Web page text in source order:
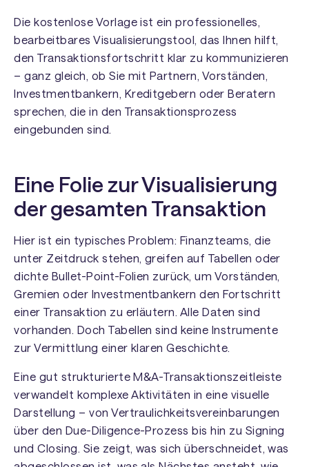
Die kostenlose Vorlage ist ein professionelles,
bearbeitbares Visualisierungstool, das Ihnen hilft,
den Transaktionsfortschritt klar zu kommunizieren
– ganz gleich, ob Sie mit Partnern, Vorständen,
Investmentbankern, Kreditgebern oder Beratern
sprechen, die in den Transaktionsprozess
eingebunden sind.
Eine Folie zur Visualisierung
der gesamten Transaktion
Hier ist ein typisches Problem: Finanzteams, die
unter Zeitdruck stehen, greifen auf Tabellen oder
dichte Bullet-Point-Folien zurück, um Vorständen,
Gremien oder Investmentbankern den Fortschritt
einer Transaktion zu erläutern. Alle Daten sind
vorhanden. Doch Tabellen sind keine Instrumente
zur Vermittlung einer klaren Geschichte.
Eine gut strukturierte M&A-Transaktionszeitleiste
verwandelt komplexe Aktivitäten in eine visuelle
Darstellung – von Vertraulichkeitsvereinbarungen
über den Due-Diligence-Prozess bis hin zu Signing
und Closing. Sie zeigt, was sich überschneidet, was